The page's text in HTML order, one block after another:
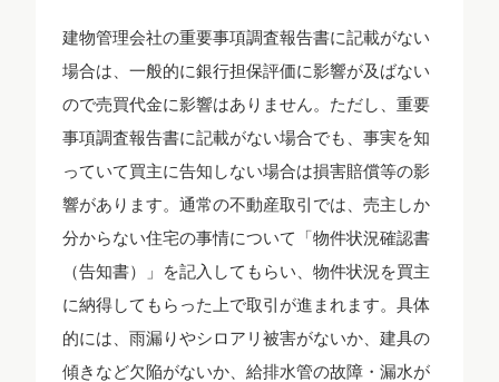
建物管理会社の重要事項調査報告書に記載がない
場合は、一般的に銀行担保評価に影響が及ばない
ので売買代金に影響はありません。ただし、重要
事項調査報告書に記載がない場合でも、事実を知
っていて買主に告知しない場合は損害賠償等の影
響があります。通常の不動産取引では、売主しか
分からない住宅の事情について「物件状況確認書
（告知書）」を記入してもらい、物件状況を買主
に納得してもらった上で取引が進まれます。具体
的には、雨漏りやシロアリ被害がないか、建具の
傾きなど欠陥がないか、給排水管の故障・漏水が